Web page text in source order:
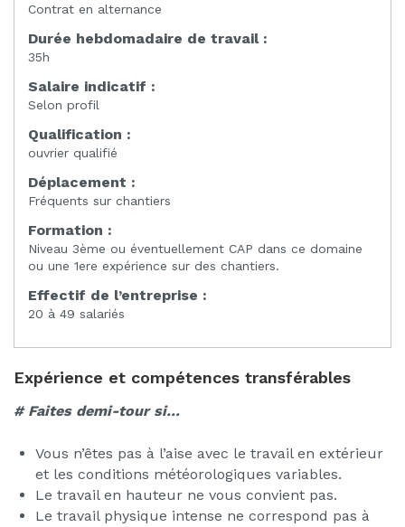
Contrat en alternance
Durée hebdomadaire de travail :
35h
Salaire indicatif :
Selon profil
Qualification :
ouvrier qualifié
Déplacement :
Fréquents sur chantiers
Formation :
Niveau 3ème ou éventuellement CAP dans ce domaine
ou une 1ere expérience sur des chantiers.
Effectif de l’entreprise :
20 à 49 salariés
Expérience et compétences transférables
# Faites demi-tour si…
Vous n’êtes pas à l’aise avec le travail en extérieur
et les conditions météorologiques variables.
Le travail en hauteur ne vous convient pas.
Le travail physique intense ne correspond pas à